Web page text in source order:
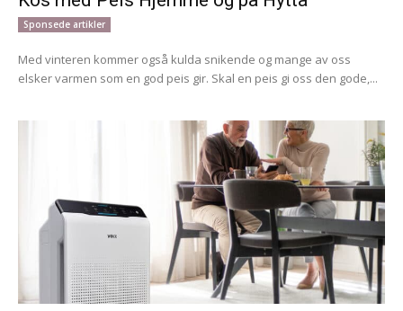
Sponsede artikler
Med vinteren kommer også kulda snikende og mange av oss
elsker varmen som en god peis gir. Skal en peis gi oss den gode,...